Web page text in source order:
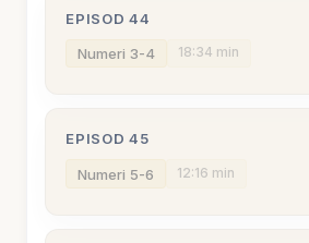
EPISOD 44
Numeri 3-4 18:34 min
EPISOD 45
Numeri 5-6 12:16 min